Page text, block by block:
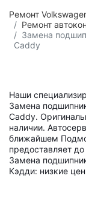
Ремонт
Ремонт
Замена
Caddy
Наши
Замена
Caddy.
наличии.
ближайшем
предоставляет
Замена
Кэдди: низкие